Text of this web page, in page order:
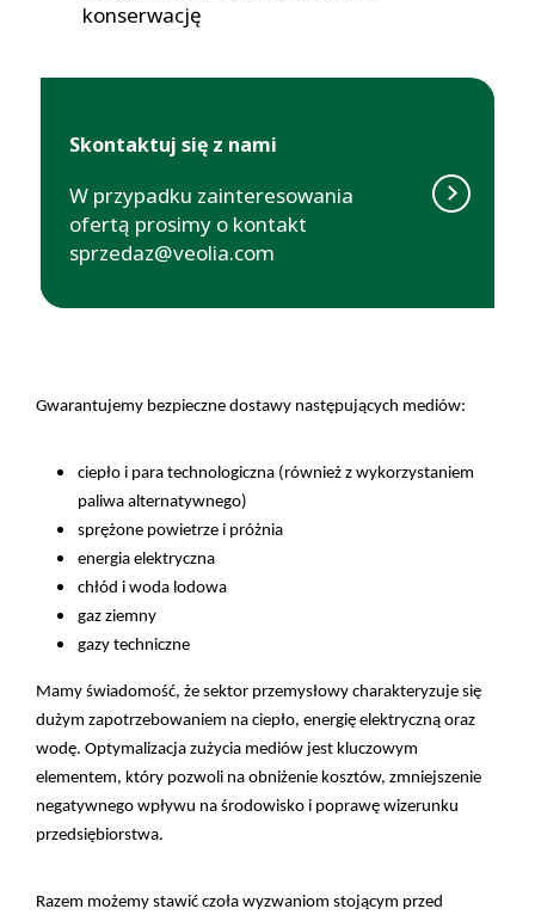
konserwację
Skontaktuj się z nami
W przypadku zainteresowania
ofertą prosimy o kontakt
sprzedaz@veolia.com
Gwarantujemy bezpieczne dostawy następujących mediów:
ciepło i para technologiczna (również z wykorzystaniem
paliwa alternatywnego)
sprężone powietrze i próżnia
energia elektryczna
chłód i woda lodowa
gaz ziemny
gazy techniczne
Mamy świadomość, że sektor przemysłowy charakteryzuje się
dużym zapotrzebowaniem na ciepło, energię elektryczną oraz
wodę. Optymalizacja zużycia mediów jest kluczowym
elementem, który pozwoli na obniżenie kosztów, zmniejszenie
negatywnego wpływu na środowisko i poprawę wizerunku
przedsiębiorstwa.
Razem możemy stawić czoła wyzwaniom stojącym przed